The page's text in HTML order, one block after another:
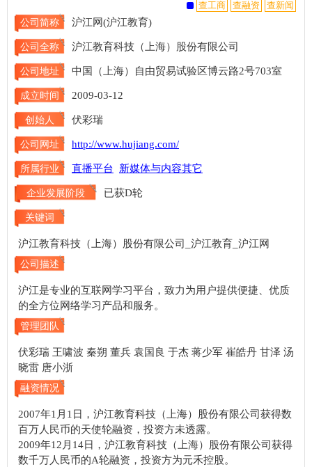
公司简称 沪江网(沪江教育)
公司全称 沪江教育科技（上海）股份有限公司
公司地址 中国（上海）自由贸易试验区博云路2号703室
成立时间 2009-03-12
创始人 伏彩瑞
公司网址 http://www.hujiang.com/
所属行业 直播平台 新媒体与内容其它
企业发展阶段 已获D轮
关键词
沪江教育科技（上海）股份有限公司_沪江教育_沪江网
公司描述
沪江是专业的互联网学习平台，致力为用户提供便捷、优质
的全方位网络学习产品和服务。
管理团队
伏彩瑞 王啸波 秦朔 董兵 袁国良 于杰 蒋少军 崔皓丹 甘泽 汤
晓雷 唐小浙
融资情况
2007年1月1日，沪江教育科技（上海）股份有限公司获得数
百万人民币的天使轮融资，投资方未透露。
2009年12月14日，沪江教育科技（上海）股份有限公司获得
数千万人民币的A轮融资，投资方为元禾控股。